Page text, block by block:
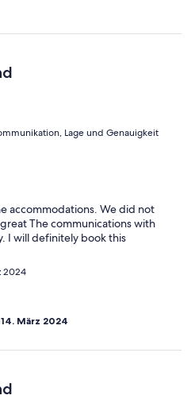
Lage und Genauigkeit
accommodations. We did not
The communications with
I will definitely book this
2024
März 2024